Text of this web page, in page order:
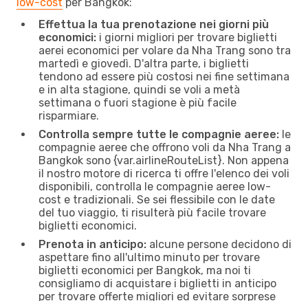
Effettua la tua prenotazione nei giorni più
economici: i giorni migliori per trovare biglietti
aerei economici per volare da Nha Trang sono tra
martedì e giovedì. D'altra parte, i biglietti
tendono ad essere più costosi nei fine settimana
e in alta stagione, quindi se voli a metà
settimana o fuori stagione è più facile
risparmiare.
Controlla sempre tutte le compagnie aeree: le
compagnie aeree che offrono voli da Nha Trang a
Bangkok sono {​var.airlineRouteList}. Non appena
il nostro motore di ricerca ti offre l'elenco dei voli
disponibili, controlla le compagnie aeree low-
cost e tradizionali. Se sei flessibile con le date
del tuo viaggio, ti risulterà più facile trovare
biglietti economici.
Prenota in anticipo: alcune persone decidono di
aspettare fino all'ultimo minuto per trovare
biglietti economici per Bangkok, ma noi ti
consigliamo di acquistare i biglietti in anticipo
per trovare offerte migliori ed evitare sorprese